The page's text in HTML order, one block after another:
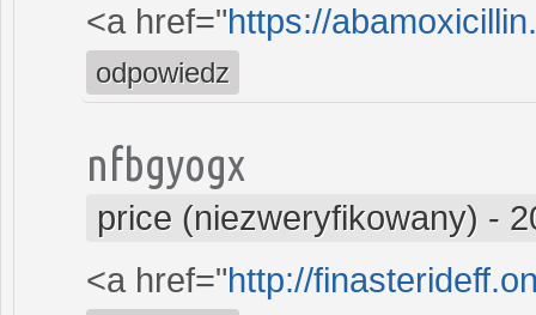
<a href="https://
odpowiedz
nfbgyogx
price (niezweryfikowany) -
<a href="http://